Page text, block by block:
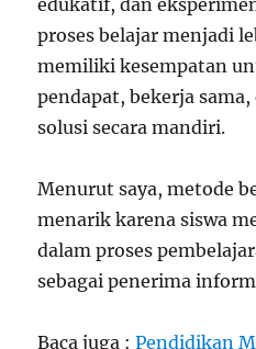
proses belajar menjadi
memiliki kesempatan
pendapat, bekerja
solusi secara mandiri.
Menurut saya, metode
menarik karena siswa
dalam proses
sebagai penerima
Baca juga :Pendidikan